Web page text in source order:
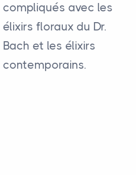
compliqués avec les
élixirs floraux du Dr.
Bach et les élixirs
contemporains.